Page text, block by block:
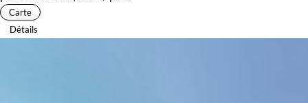
Carte
Détails